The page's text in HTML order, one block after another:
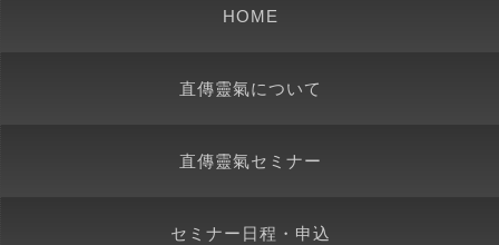
HOME
直傳靈氣について
直傳靈氣セミナー
セミナー日程・申込